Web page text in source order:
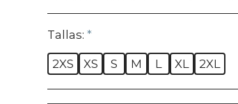
Tallas: *
2XS XS S M L XL 2XL